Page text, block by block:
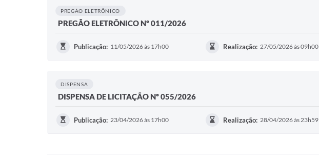
PREGÃO ELETRÔNICO
PREGÃO ELETRÔNICO Nº 011/2026
Publicação: 11/05/2026 às 17h00 Realização: 27/05/2026 às 09h00
DISPENSA
DISPENSA DE LICITAÇÃO Nº 055/2026
Publicação: 23/04/2026 às 17h00 Realização: 28/04/2026 às 23h59